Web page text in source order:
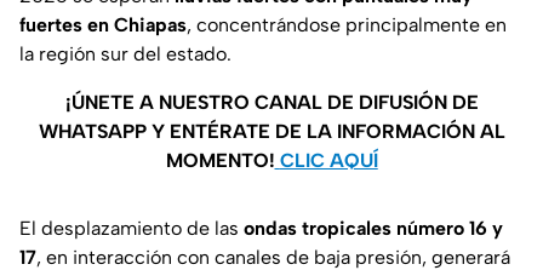
fuertes en Chiapas, concentrándose principalmente en
la región sur del estado.
¡ÚNETE A NUESTRO CANAL DE DIFUSIÓN DE
WHATSAPP Y ENTÉRATE DE LA INFORMACIÓN AL
MOMENTO! CLIC AQUÍ
El desplazamiento de las ondas tropicales número 16 y
17, en interacción con canales de baja presión, generará